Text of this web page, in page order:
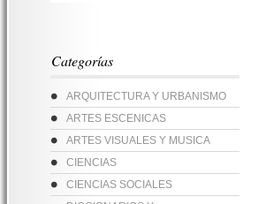
Categorías
ARQUITECTURA Y URBANISMO
ARTES ESCENICAS
ARTES VISUALES Y MUSICA
CIENCIAS
CIENCIAS SOCIALES